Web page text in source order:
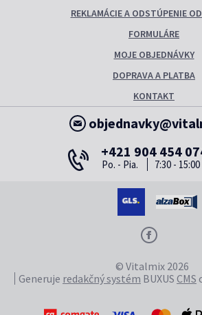
REKLAMÁCIE A ODSTÚPENIE
FORMULÁRE
MOJE OBJEDNÁVKY
DOPRAVA A PLATBA
KONTAKT
+421 904 454
Po. - Pia. 7:30 - 15:00
© Vitalmix 2026
Generuje redakčný systém BUXUS CMS